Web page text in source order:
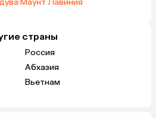
страны
Россия
Абхазия
Вьетнам